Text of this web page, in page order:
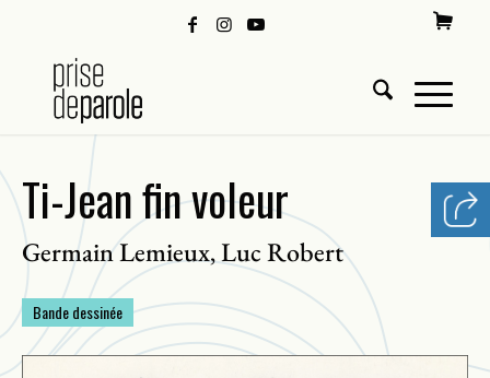
Ti-Jean fin voleur
Germain Lemieux,Luc Robert
Bande dessinée